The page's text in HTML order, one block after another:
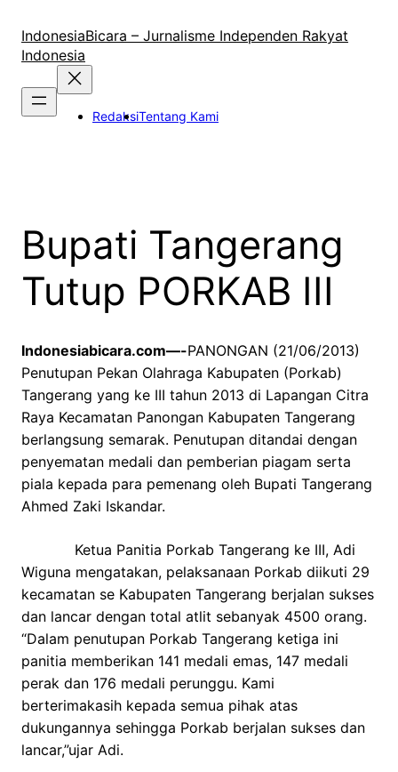
konten
IndonesiaBicara – Jurnalisme Independen Rakyat
Indonesia
RedaksiTentang Kami
Bupati Tangerang
Tutup PORKAB III
Indonesiabicara.com—-PANONGAN (21/06/2013)
Penutupan Pekan Olahraga Kabupaten (Porkab)
Tangerang yang ke III tahun 2013 di Lapangan Citra
Raya Kecamatan Panongan Kabupaten Tangerang
berlangsung semarak. Penutupan ditandai dengan
penyematan medali dan pemberian piagam serta
piala kepada para pemenang oleh Bupati Tangerang
Ahmed Zaki Iskandar.
Ketua Panitia Porkab Tangerang ke III, Adi
Wiguna mengatakan, pelaksanaan Porkab diikuti 29
kecamatan se Kabupaten Tangerang berjalan sukses
dan lancar dengan total atlit sebanyak 4500 orang.
“Dalam penutupan Porkab Tangerang ketiga ini
panitia memberikan 141 medali emas, 147 medali
perak dan 176 medali perunggu. Kami
berterimakasih kepada semua pihak atas
dukungannya sehingga Porkab berjalan sukses dan
lancar,”ujar Adi.